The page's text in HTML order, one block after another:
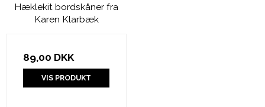
Hæklekit bordskåner fra
Karen Klarbæk
89,00 DKK
VIS PRODUKT